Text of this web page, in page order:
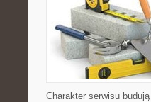
Charakter serwisu